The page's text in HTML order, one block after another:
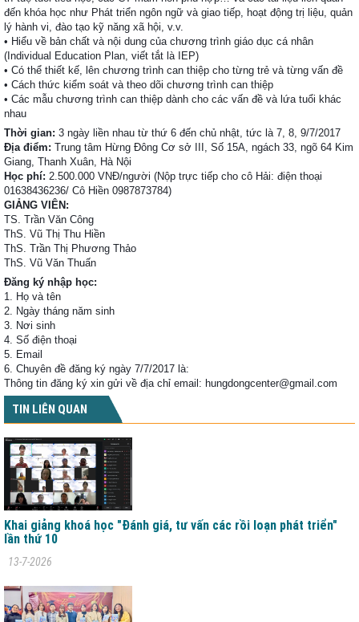
đến khóa học như Phát triển ngôn ngữ và giao tiếp, hoạt động trị liệu, quản
lý hành vi, đào tạo kỹ năng xã hội, v.v.
• Hiểu về bản chất và nội dung của chương trình giáo dục cá nhân
(Individual Education Plan, viết tắt là IEP)
• Có thể thiết kế, lên chương trình can thiệp cho từng trẻ và từng vấn đề
• Cách thức kiểm soát và theo dõi chương trình can thiệp
• Các mẫu chương trình can thiệp dành cho các vấn đề và lứa tuổi khác
nhau
Thời gian: 3 ngày liền nhau từ thứ 6 đến chủ nhật, tức là 7, 8, 9/7/2017
Địa điểm: Trung tâm Hừng Đông Cơ sở III, Số 15A, ngách 33, ngõ 64 Kim
Giang, Thanh Xuân, Hà Nội
Học phí: 2.500.000 VNĐ/người (Nộp trực tiếp cho cô Hải: điện thoại
01638436236/ Cô Hiền 0987873784)
GIẢNG VIÊN:
TS. Trần Văn Công
ThS. Vũ Thị Thu Hiền
ThS. Trần Thị Phương Thảo
ThS. Vũ Văn Thuấn
Đăng ký nhập học:
1. Họ và tên
2. Ngày tháng năm sinh
3. Nơi sinh
4. Số điện thoại
5. Email
6. Chuyên đề đăng ký ngày 7/7/2017 là:
Thông tin đăng ký xin gửi về địa chỉ email: hungdongcenter@gmail.com
TIN LIÊN QUAN
Khai giảng khoá học "Đánh giá, tư vấn các rồi loạn phát triển"
lần thứ 10
13-7-2026